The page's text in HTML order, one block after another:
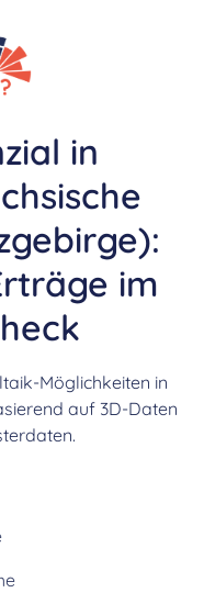
in
im
Möglichkeiten in
auf 3D-Daten